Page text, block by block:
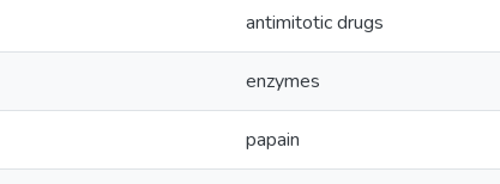
antimitotic drugs
enzymes
papain